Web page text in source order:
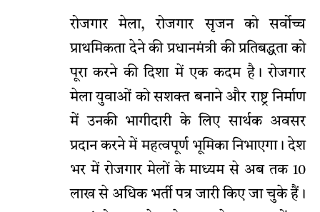
रोजगार मेला, रोजगार सृजन को सर्वोच्च
प्राथमिकता देने की प्रधानमंत्री की प्रतिबद्धता को
पूरा करने की दिशा में एक कदम है। रोजगार
मेला युवाओं को सशक्त बनाने और राष्ट्र निर्माण
में उनकी भागीदारी के लिए सार्थक अवसर
प्रदान करने में महत्वपूर्ण भूमिका निभाएगा। देश
भर में रोजगार मेलों के माध्यम से अब तक 10
लाख से अधिक भर्ती पत्र जारी किए जा चुके हैं।